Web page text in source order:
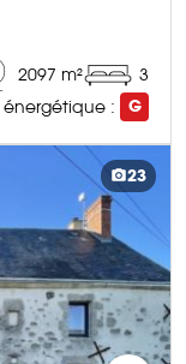
2097 m²
3
énergétique :
G
23